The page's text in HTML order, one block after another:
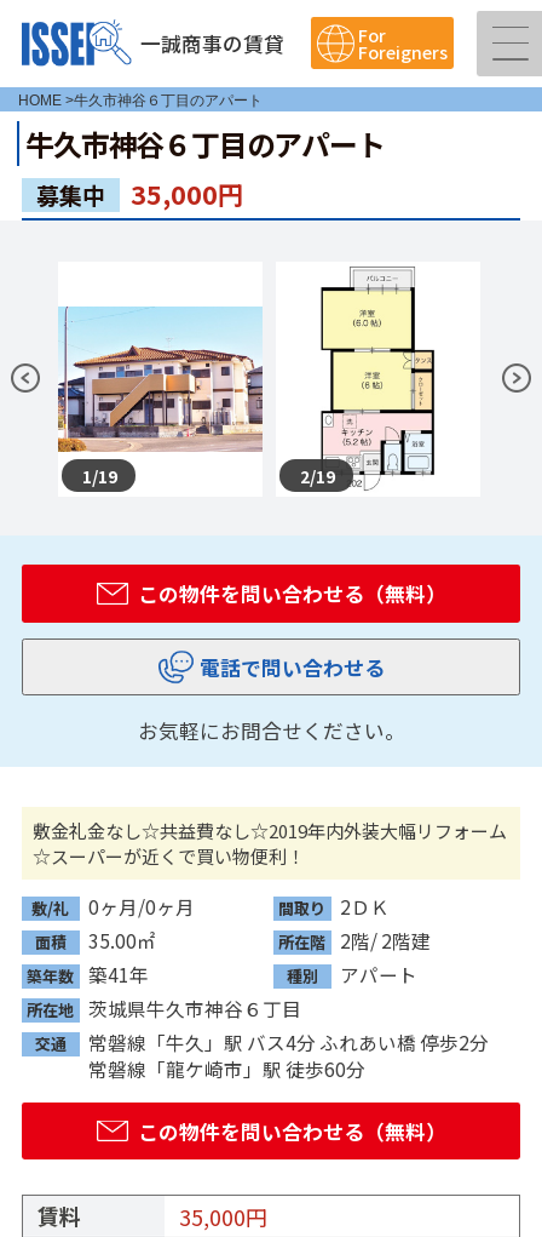
一誠商事の賃貸 For
Foreigners
HOME >牛久市神谷６丁目のアパート
牛久市神谷６丁目のアパート
募集中 35,000円
1/19 2/19
この物件を問い合わせる（無料）
電話で問い合わせる
お気軽にお問合せください。
敷金礼金なし☆共益費なし☆2019年内外装大幅リフォーム
☆スーパーが近くで買い物便利！
敷/礼 0ヶ月/0ヶ月 間取り 2ＤＫ
面積 35.00㎡ 所在階 2階/ 2階建
築年数 築41年 種別 アパート
所在地 茨城県牛久市神谷６丁目
交通 常磐線「牛久 」駅 バス4分 ふれあい橋 停歩2分
常磐線「龍ケ崎市 」駅 徒歩60分
この物件を問い合わせる（無料）
賃料 35,000円